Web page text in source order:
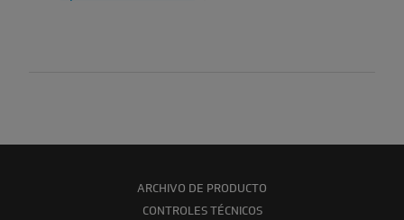
ARCHIVO DE PRODUCTO
CONTROLES TÉCNICOS